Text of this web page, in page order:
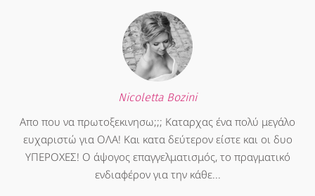
Nicoletta Bozini
Απο που να πρωτοξεκινησω;;; Καταρχας ένα πολύ μεγάλο
ευχαριστώ για ΟΛΑ! Και κατα δεύτερον είστε και οι δυο
ΥΠΕΡΟΧΕΣ! Ο άψογος επαγγελματισμός, το πραγματικό
ενδιαφέρον για την κάθε...